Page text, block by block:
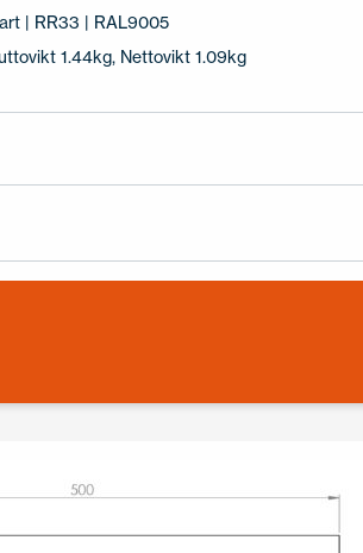
| RR33 | RAL9005
1.44kg, Nettovikt 1.09kg